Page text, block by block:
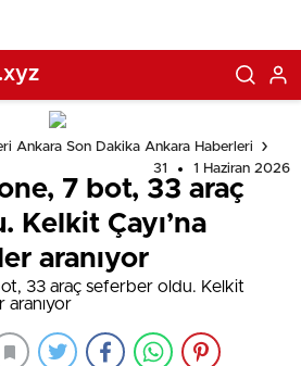
Ankara Son Dakika Ankara Haberleri
31
1 Haziran 2026
7 bot, 33 araç
Kelkit Çayı’na
aranıyor